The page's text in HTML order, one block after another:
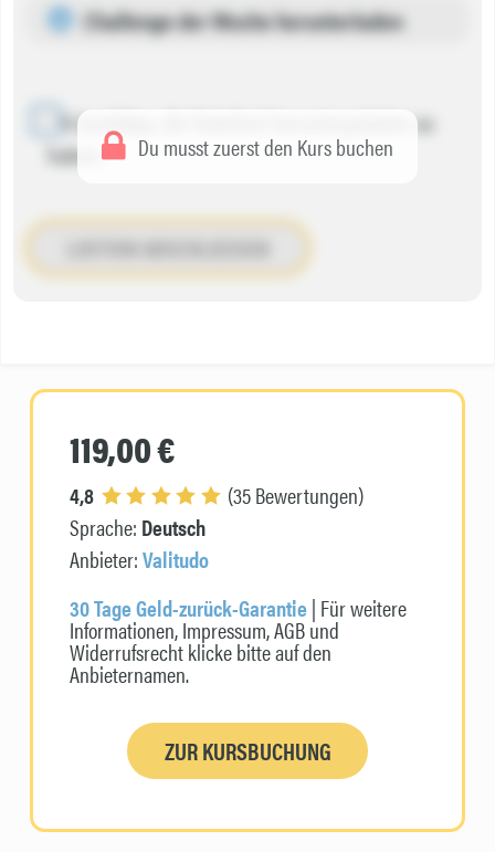
Challenge der Woche herunterladen
Du musst zuerst den Kurs buchen
Ich bestätige, die Datei(en) heruntergeladen zu
haben.
LEKTION ABSCHLIESSEN
119,00 €
4,8
(35 Bewertungen)
Sprache: Deutsch
Anbieter:Valitudo
30 Tage Geld-zurück-Garantie| Für weitere
Informationen, Impressum, AGB und
Widerrufsrecht klicke bitte auf den
Anbieternamen.
ZUR KURSBUCHUNG